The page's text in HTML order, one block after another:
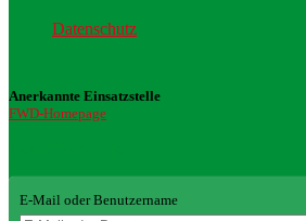
Datenschutz
Anerkannte Einsatzstelle
FWD-Homepage
E-Mail oder Benutzername